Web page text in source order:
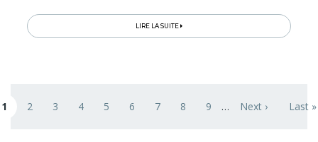
LIRE LA SUITE
courante
1 Page
2 Page
3 Page
4 Page
5 Page
6 Page
7 Page
8 Page
9 … Next page
Next › Last
Last »